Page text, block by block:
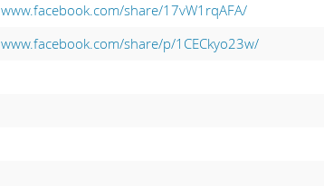
www.facebook.com/share/17vW1rqAFA/
www.facebook.com/share/p/1CECkyo23w/